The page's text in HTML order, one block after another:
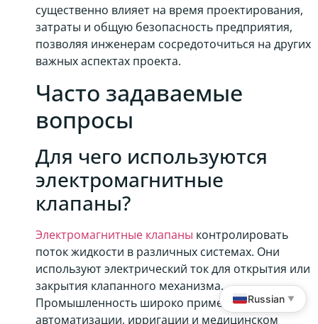
существенно влияет на время проектирования,
затраты и общую безопасность предприятия,
позволяя инженерам сосредоточиться на других
важных аспектах проекта.
Часто задаваемые
вопросы
Для чего используются
электромагнитные
клапаны?
Электромагнитные клапаны контролировать
поток жидкости в различных системах. Они
используют электрический ток для открытия или
закрытия клапанного механизма.
Промышленность широко применяет их в
автоматизации, ирригации и медицинском
Russian ▼